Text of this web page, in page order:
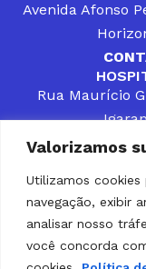
Valorizamos
Utilizamos cookies
navegação, exibir
analisar nosso
você concorda
Avenida Afonso
Rua Maurício
CONTATOS
PÚBLICOS QUE
POPULAÇÃO
PARCEIRO DOS
SOLUÇÃO DE
GESTORES